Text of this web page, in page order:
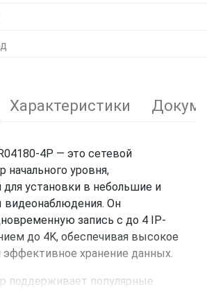
Характеристики
4P — это сетевой
начального уровня,
для установки в небольшие и
Он
запись с до 4 IP-
до 4K, обеспечивая высокое
эффективное хранение данных.
поддерживает популярные